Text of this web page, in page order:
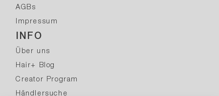
AGBs
Impressum
INFO
Über uns
Hair+ Blog
Creator Program
Händlersuche